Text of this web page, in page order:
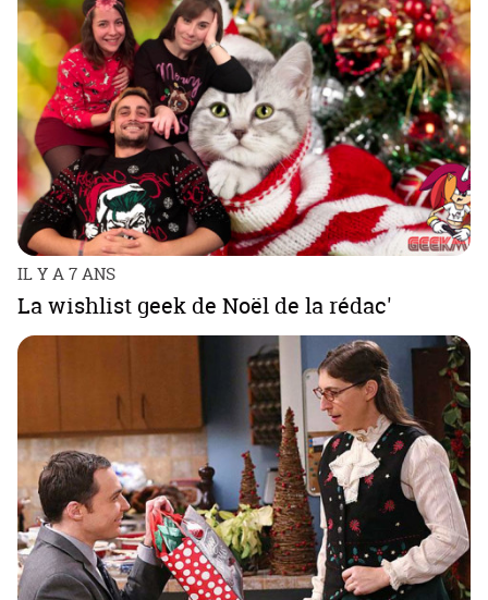
IL Y A 7 ANS
La wishlist geek de Noël de la rédac'